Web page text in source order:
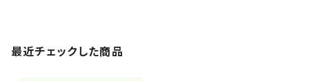
最近チェックした商品